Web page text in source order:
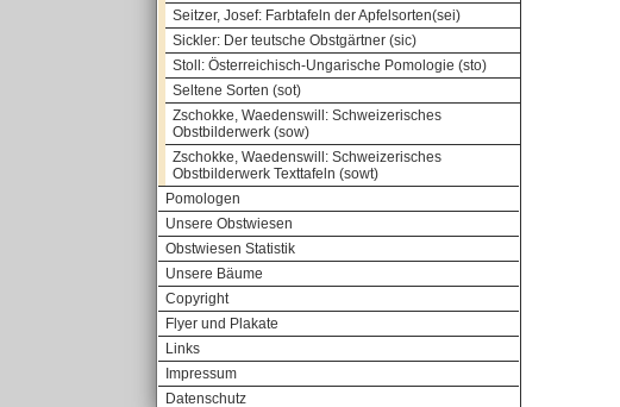
Seitzer, Josef: Farbtafeln der Apfelsorten(sei)
Sickler: Der teutsche Obstgärtner (sic)
Stoll: Österreichisch-Ungarische Pomologie (sto)
Seltene Sorten (sot)
Zschokke, Waedenswill: Schweizerisches
Obstbilderwerk (sow)
Zschokke, Waedenswill: Schweizerisches
Obstbilderwerk Texttafeln (sowt)
Pomologen
Unsere Obstwiesen
Obstwiesen Statistik
Unsere Bäume
Copyright
Flyer und Plakate
Links
Impressum
Datenschutz